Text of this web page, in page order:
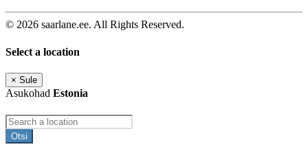
© 2026 saarlane.ee. All Rights Reserved.
Select a location
× Sule
Asukohad Estonia
Otsi